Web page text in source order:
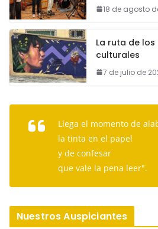
18 de agosto
La ruta de
culturales
7 de julio de
Llega el momento de
la tinta en el papel
y de confesar
que vale la pena leer".
Nuestros Auspiciantes